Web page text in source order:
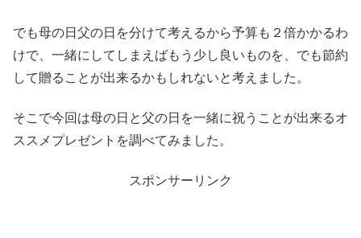
でも母の日父の日を分けて考えるから予算も２倍かかるわ
けで、一緒にしてしまえばもう少し良いものを、でも節約
して贈ることが出来るかもしれないと考えました。
そこで今回は母の日と父の日を一緒に祝うことが出来るオ
ススメプレゼントを調べてみました。
スポンサーリンク